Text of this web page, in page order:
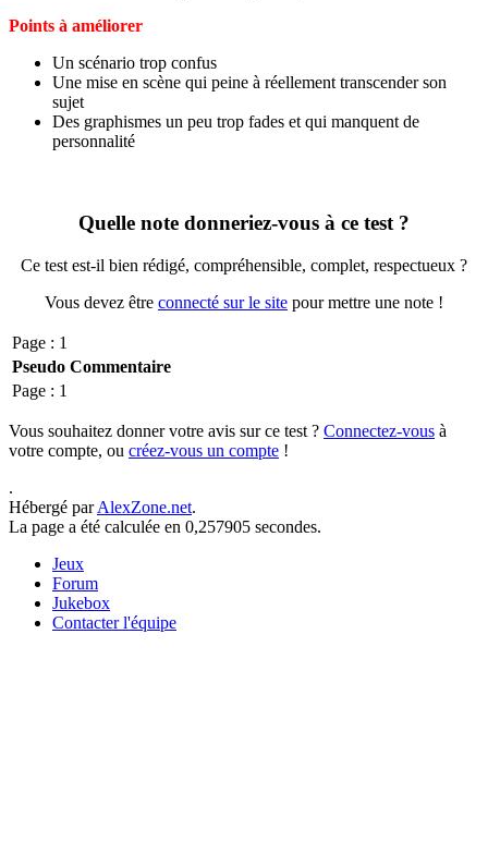
Points à améliorer
Un scénario trop confus
Une mise en scène qui peine à réellement transcender son
sujet
Des graphismes un peu trop fades et qui manquent de
personnalité
Quelle note donneriez-vous à ce test ?
Ce test est-il bien rédigé, compréhensible, complet, respectueux ?
Vous devez être connecté sur le site pour mettre une note !
Page : 1
Pseudo Commentaire
Page : 1
Vous souhaitez donner votre avis sur ce test ? Connectez-vous à
votre compte, ou créez-vous un compte !
.
Hébergé parAlexZone.net.
La page a été calculée en 0,257905 secondes.
Jeux
Forum
Jukebox
Contacter l'équipe